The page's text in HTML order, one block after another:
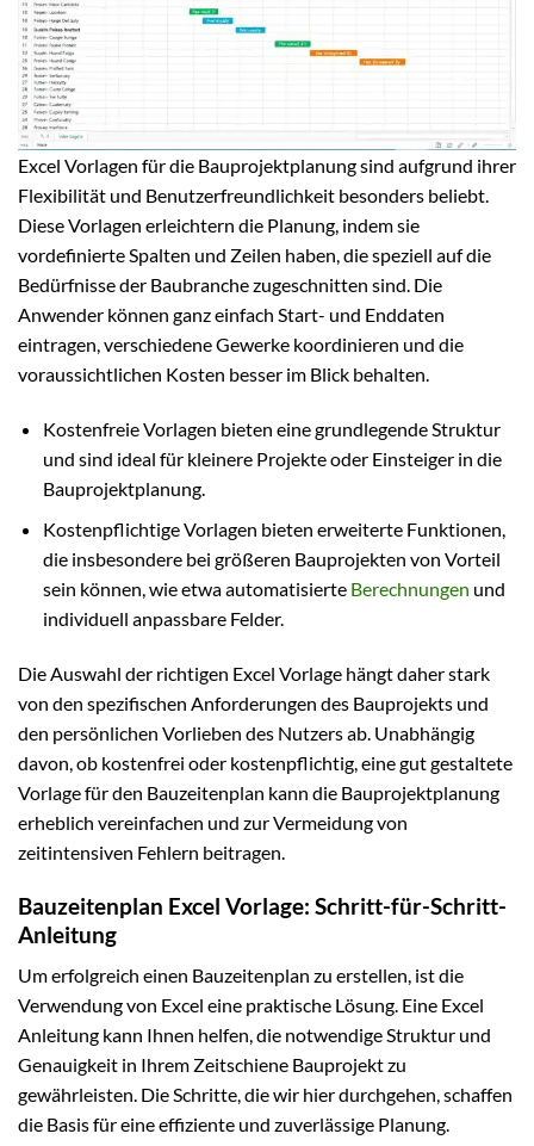
Excel Vorlagen für die Bauprojektplanung sind aufgrund ihrer
Flexibilität und Benutzerfreundlichkeit besonders beliebt.
Diese Vorlagen erleichtern die Planung, indem sie
vordefinierte Spalten und Zeilen haben, die speziell auf die
Bedürfnisse der Baubranche zugeschnitten sind. Die
Anwender können ganz einfach Start- und Enddaten
eintragen, verschiedene Gewerke koordinieren und die
voraussichtlichen Kosten besser im Blick behalten.
Kostenfreie Vorlagen bieten eine grundlegende Struktur
und sind ideal für kleinere Projekte oder Einsteiger in die
Bauprojektplanung.
Kostenpflichtige Vorlagen bieten erweiterte Funktionen,
die insbesondere bei größeren Bauprojekten von Vorteil
sein können, wie etwa automatisierte Berechnungen und
individuell anpassbare Felder.
Die Auswahl der richtigen Excel Vorlage hängt daher stark
von den spezifischen Anforderungen des Bauprojekts und
den persönlichen Vorlieben des Nutzers ab. Unabhängig
davon, ob kostenfrei oder kostenpflichtig, eine gut gestaltete
Vorlage für den Bauzeitenplan kann die Bauprojektplanung
erheblich vereinfachen und zur Vermeidung von
zeitintensiven Fehlern beitragen.
Bauzeitenplan Excel Vorlage: Schritt-für-Schritt-
Anleitung
Um erfolgreich einen Bauzeitenplan zu erstellen, ist die
Verwendung von Excel eine praktische Lösung. Eine Excel
Anleitung kann Ihnen helfen, die notwendige Struktur und
Genauigkeit in Ihrem Zeitschiene Bauprojekt zu
gewährleisten. Die Schritte, die wir hier durchgehen, schaffen
die Basis für eine effiziente und zuverlässige Planung.